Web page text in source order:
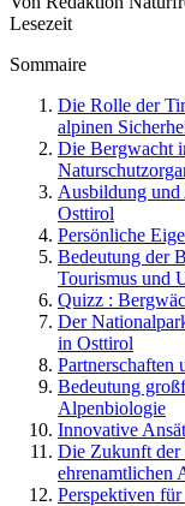
Lesezeit
Sommaire
Die Rolle der
alpinen
Die Bergwacht
Ausbildung
Osttirol
Persönliche
Bedeutung der
Tourismus und
Quizz :
Der
in Osttirol
Partnerschaften
Bedeutung
Alpenbiologie
Innovative
Die Zukunft der
ehrenamtlichen
Perspektiven